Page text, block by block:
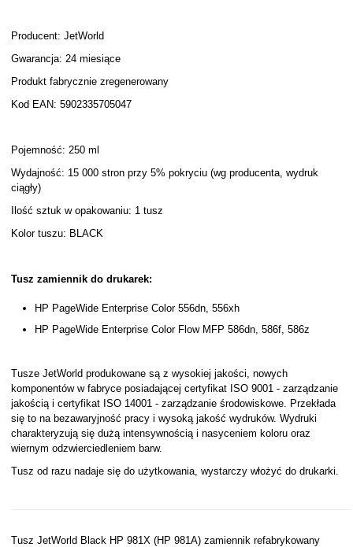
Producent: JetWorld
Gwarancja: 24 miesiące
Produkt fabrycznie zregenerowany
Kod EAN: 5902335705047
Pojemność: 250 ml
Wydajność: 15 000 stron przy 5% pokryciu (wg producenta, wydruk
ciągły)
Ilość sztuk w opakowaniu: 1 tusz
Kolor tuszu: BLACK
Tusz zamiennik do drukarek:
HP PageWide Enterprise Color 556dn, 556xh
HP PageWide Enterprise Color Flow MFP 586dn, 586f, 586z
Tusze JetWorld produkowane są z wysokiej jakości, nowych
komponentów w fabryce posiadającej certyfikat ISO 9001 - zarządzanie
jakością i certyfikat ISO 14001 - zarządzanie środowiskowe. Przekłada
się to na bezawaryjność pracy i wysoką jakość wydruków. Wydruki
charakteryzują się dużą intensywnością i nasyceniem koloru oraz
wiernym odzwierciedleniem barw.
Tusz od razu nadaje się do użytkowania, wystarczy włożyć do drukarki.
Tusz JetWorld Black HP 981X (HP 981A) zamiennik refabrykowany